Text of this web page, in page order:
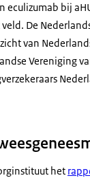
eculizumab bij
De
van
Vereniging
het